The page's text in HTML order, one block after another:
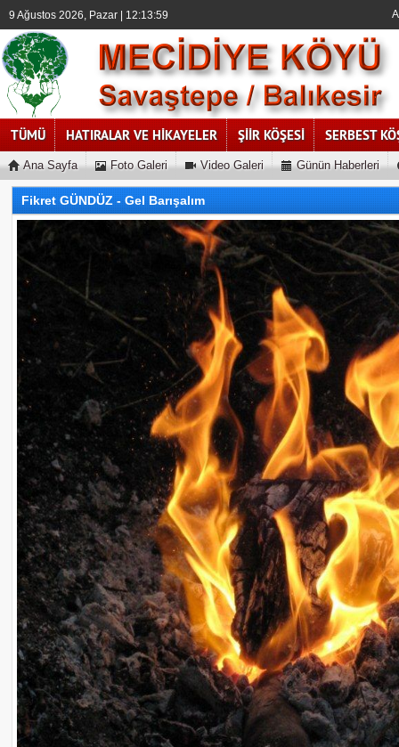
9 Ağustos 2026, Pazar | 12:13:59
TÜMÜ HATIRALAR VE HİKAYELER ŞİİR KÖŞESİ SERBEST
Ana Sayfa Foto Galeri Video Galeri Günün Haberleri
Fikret GÜNDÜZ - Gel Barışalım